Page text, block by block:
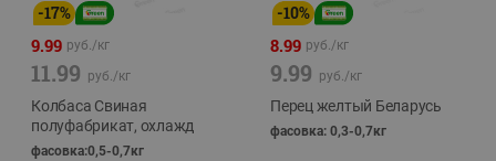
-17%
9.99 руб./кг
11.99 руб./кг
Колбаса Свиная
полуфабрикат, охлажд
фасовка:0,5-0,7кг
-10%
8.99 руб./кг
9.99 руб./кг
Перец желтый Беларусь
фасовка: 0,3-0,7кг